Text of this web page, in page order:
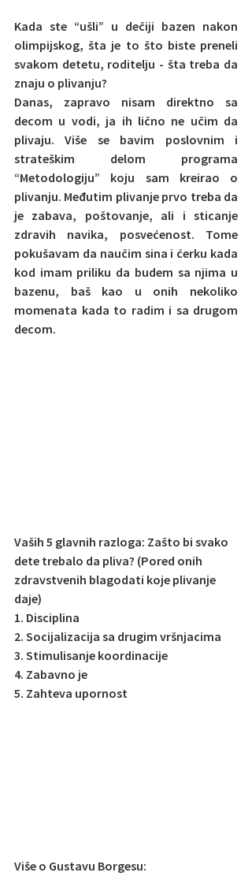
Kada ste “ušli” u dečiji bazen nakon
olimpijskog, šta je to što biste preneli
svakom detetu, roditelju - šta treba da
znaju o plivanju?
Danas, zapravo nisam direktno sa
decom u vodi, ja ih lično ne učim da
plivaju. Više se bavim poslovnim i
strateškim delom programa
“Metodologiju” koju sam kreirao o
plivanju. Međutim plivanje prvo treba da
je zabava, poštovanje, ali i sticanje
zdravih navika, posvećenost. Tome
pokušavam da naučim sina i ćerku kada
kod imam priliku da budem sa njima u
bazenu, baš kao u onih nekoliko
momenata kada to radim i sa drugom
decom.
Vaših 5 glavnih razloga: Zašto bi svako
dete trebalo da pliva? (Pored onih
zdravstvenih blagodati koje plivanje
daje)
1. Disciplina
2. Socijalizacija sa drugim vršnjacima
3. Stimulisanje koordinacije
4. Zabavno je
5. Zahteva upornost
Više o Gustavu Borgesu: